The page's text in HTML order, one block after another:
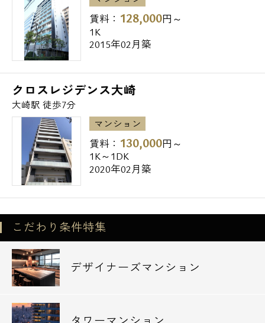
賃料： 128,000円～
1K
2015年02月築
クロスレジデンス大崎
大崎駅 徒歩7分
マンション
賃料： 130,000円～
1K～1DK
2020年02月築
こだわり条件特集
デザイナーズマンション